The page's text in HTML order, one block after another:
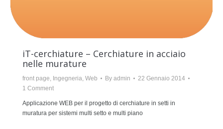
iT-cerchiature – Cerchiature in acciaio
nelle murature
front page Ingegneria Web By admin
22 Gennaio 2014
1 Comment
Applicazione WEB per il progetto di cerchiature in setti in
muratura per sistemi multi setto e multi piano